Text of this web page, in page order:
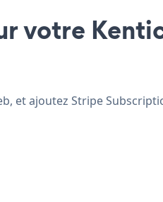
votre
et ajoutez Stripe